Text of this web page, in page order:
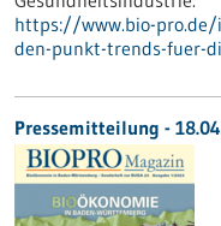
https://www.bio-
den-punkt-trends-fuer-
Pressemitteilung -